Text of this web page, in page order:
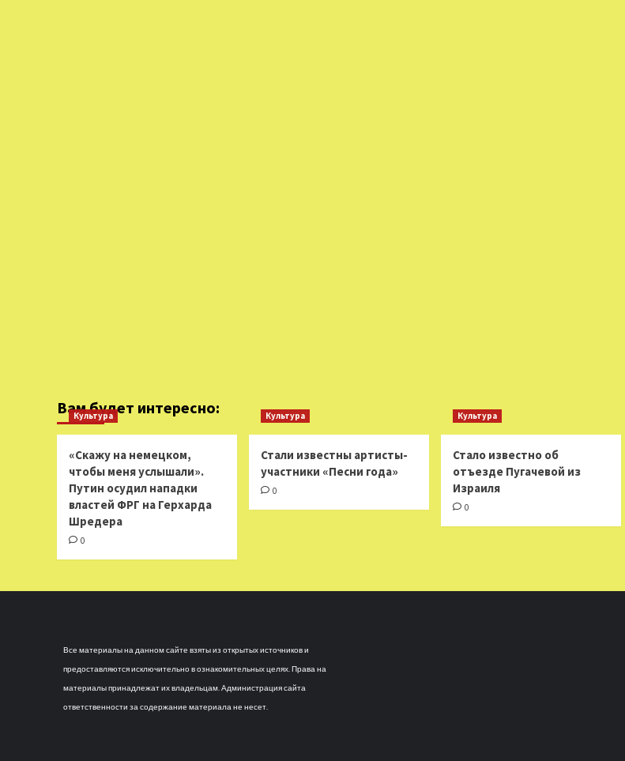
Вам будет интересно:
Культура
«Скажу на немецком,
чтобы меня услышали».
Путин осудил нападки
властей ФРГ на Герхарда
Шредера
0
Культура
Стали известны артисты-
участники «Песни года»
0
Культура
Стало известно об
отъезде Пугачевой из
Израиля
0
Все материалы на данном сайте взяты из открытых источников и
предоставляются исключительно в ознакомительных целях. Права на
материалы принадлежат их владельцам. Администрация сайта
ответственности за содержание материала не несет.